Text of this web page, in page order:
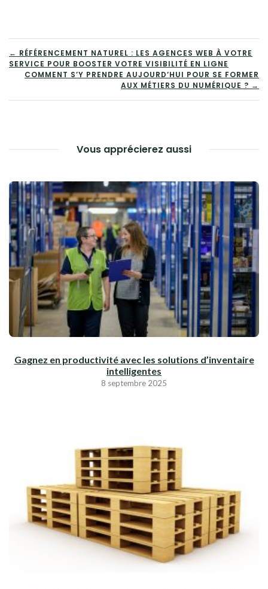
NAVIGATION
DE
L’ARTICLE
← RÉFÉRENCEMENT NATUREL : LES AGENCES WEB À VOTRE
SERVICE POUR BOOSTER VOTRE VISIBILITÉ EN LIGNE
COMMENT S’Y PRENDRE AUJOURD’HUI POUR SE FORMER
AUX MÉTIERS DU NUMÉRIQUE ? →
Vous apprécierez aussi
Gagnez en productivité avec les solutions d’inventaire
intelligentes
8 septembre 2025